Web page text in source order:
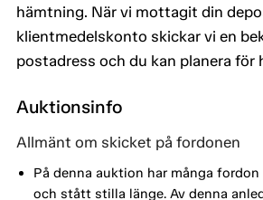
hämtning. När vi mottagit din
klientmedelskonto skickar vi en
postadress och du kan planera för
Auktionsinfo
Allmänt om skicket på fordonen
På denna auktion har många
och stått stilla länge. Av denna